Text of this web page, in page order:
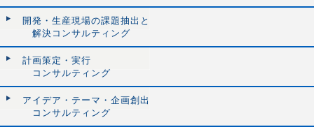
開発・生産現場の課題抽出と
解決コンサルティング
計画策定・実行
コンサルティング
アイデア・テーマ・企画創出
コンサルティング